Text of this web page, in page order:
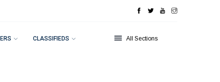
CLASSIFIEDS All Sections